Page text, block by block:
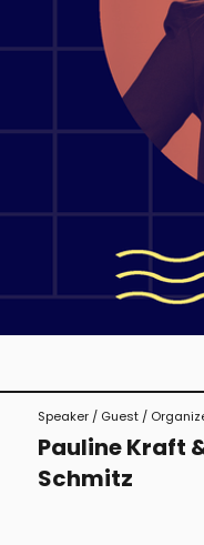
Speaker / Guest /
Pauline Kraft
Schmitz